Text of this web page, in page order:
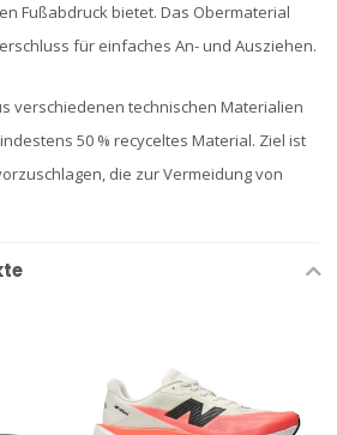
Fußabdruck bietet. Das Obermaterial
für einfaches An- und Ausziehen.
verschiedenen technischen Materialien
50 % recyceltes Material. Ziel ist
die zur Vermeidung von